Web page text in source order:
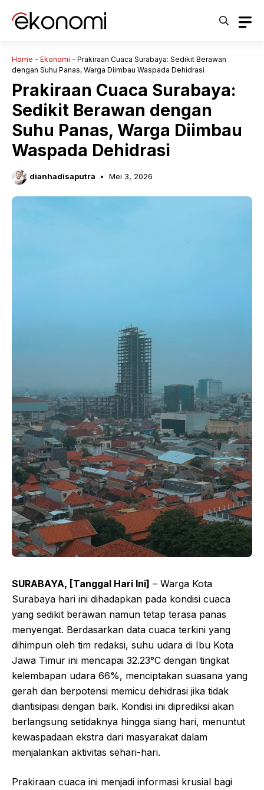
Home - Ekonomi - Prakiraan Cuaca Surabaya: Sedikit Berawan
dengan Suhu Panas, Warga Diimbau Waspada Dehidrasi
Prakiraan Cuaca Surabaya:
Sedikit Berawan dengan
Suhu Panas, Warga Diimbau
Waspada Dehidrasi
dianhadisaputra Mei 3, 2026
SURABAYA, [Tanggal Hari Ini] – Warga Kota
Surabaya hari ini dihadapkan pada kondisi cuaca
yang sedikit berawan namun tetap terasa panas
menyengat. Berdasarkan data cuaca terkini yang
dihimpun oleh tim redaksi, suhu udara di Ibu Kota
Jawa Timur ini mencapai 32.23°C dengan tingkat
kelembapan udara 66%, menciptakan suasana yang
gerah dan berpotensi memicu dehidrasi jika tidak
diantisipasi dengan baik. Kondisi ini diprediksi akan
berlangsung setidaknya hingga siang hari, menuntut
kewaspadaan ekstra dari masyarakat dalam
menjalankan aktivitas sehari-hari.
Prakiraan cuaca ini menjadi informasi krusial bagi